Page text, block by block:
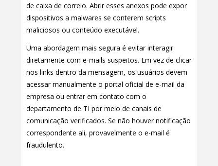
de caixa de correio. Abrir esses anexos pode expor
dispositivos a malwares se conterem scripts
maliciosos ou conteúdo executável.
Uma abordagem mais segura é evitar interagir
diretamente com e-mails suspeitos. Em vez de clicar
nos links dentro da mensagem, os usuários devem
acessar manualmente o portal oficial de e-mail da
empresa ou entrar em contato com o
departamento de TI por meio de canais de
comunicação verificados. Se não houver notificação
correspondente ali, provavelmente o e-mail é
fraudulento.